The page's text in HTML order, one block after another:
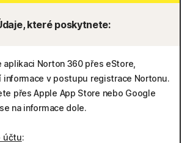
které poskytnete:
Norton 360 přes eStore,
v postupu registrace Nortonu.
přes Apple App Store nebo Google
na informace dole.
účtu: